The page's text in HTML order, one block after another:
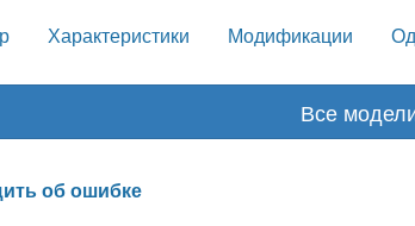
Характеристики Модификации
Все
об ошибке